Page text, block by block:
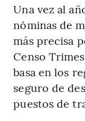
Una vez al
nóminas de
más precisa
Censo
basa en los
seguro de
puestos de